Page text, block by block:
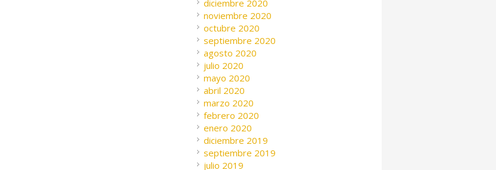
diciembre 2020
noviembre 2020
octubre 2020
septiembre 2020
agosto 2020
julio 2020
mayo 2020
abril 2020
marzo 2020
febrero 2020
enero 2020
diciembre 2019
septiembre 2019
julio 2019